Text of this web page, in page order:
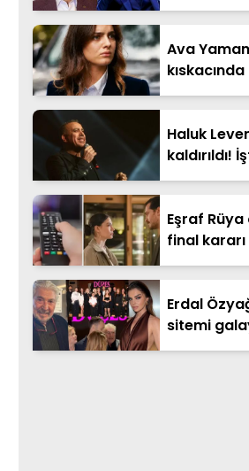
Ava
kıskacında
Haluk
kaldırıldı!
Eşraf
final kararı
Erdal
sitemi